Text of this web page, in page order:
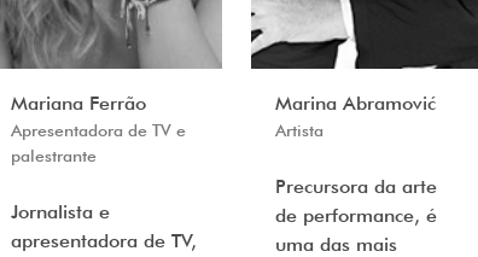
Mariana Ferrão
Apresentadora de TV e
palestrante
Jornalista e
apresentadora de TV,
Marina Abramović
Artista
Precursora da arte
de performance, é
uma das mais